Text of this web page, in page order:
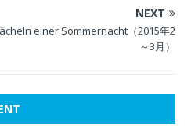
NEXT
einer Sommernacht（2015年2
～3月）